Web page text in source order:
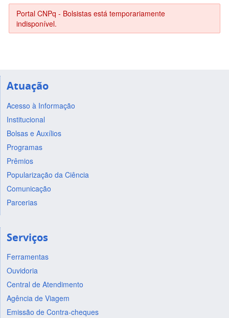
Portal CNPq - Bolsistas está temporariamente
indisponível.
Atuação
Acesso à Informação
Institucional
Bolsas e Auxílios
Programas
Prêmios
Popularização da Ciência
Comunicação
Parcerias
Serviços
Ferramentas
Ouvidoria
Central de Atendimento
Agência de Viagem
Emissão de Contra-cheques